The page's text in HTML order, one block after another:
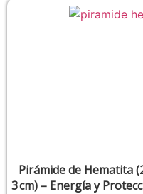
Pirámide de Hematita
3 cm) – Energía y